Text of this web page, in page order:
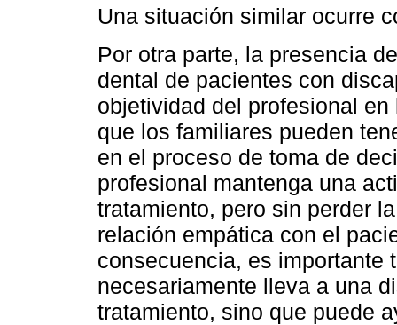
Una situación similar ocurre
Por otra parte, la presencia
dental de pacientes con
objetividad del profesional
que los familiares pueden
en el proceso de toma de
profesional mantenga una
tratamiento, pero sin perder
relación empática con el
consecuencia, es importante
necesariamente lleva a una
tratamiento, sino que puede